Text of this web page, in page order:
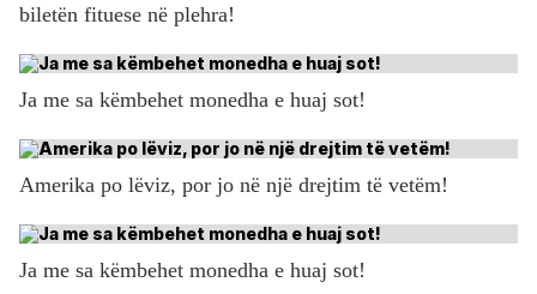
biletën fituese në plehra!
Ja me sa këmbehet monedha e huaj sot!
Amerika po lëviz, por jo në një drejtim të vetëm!
Ja me sa këmbehet monedha e huaj sot!